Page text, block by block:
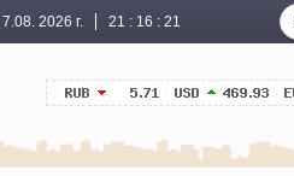
7.08. 2026 г. 21 : 16 : 21